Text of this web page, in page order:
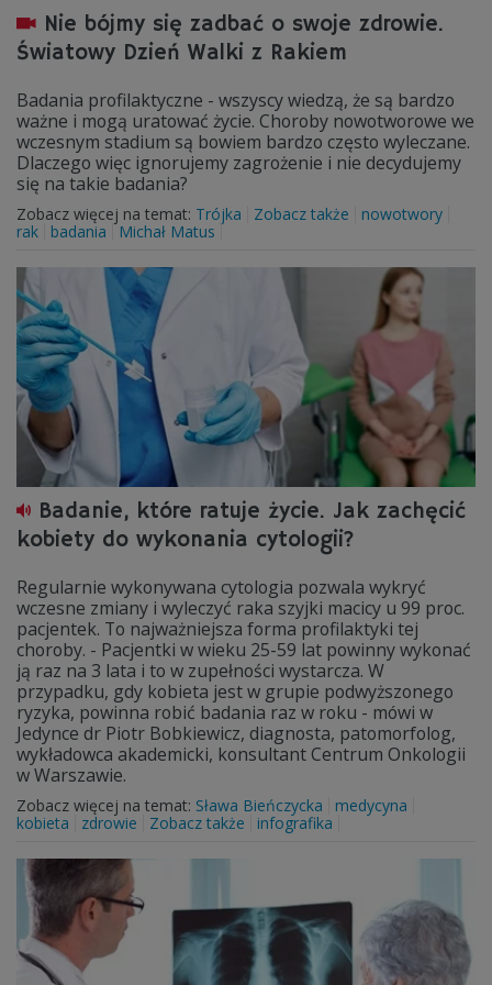
Nie bójmy się zadbać o swoje zdrowie.
Światowy Dzień Walki z Rakiem
Badania profilaktyczne - wszyscy wiedzą, że są bardzo
ważne i mogą uratować życie. Choroby nowotworowe we
wczesnym stadium są bowiem bardzo często wyleczane.
Dlaczego więc ignorujemy zagrożenie i nie decydujemy
się na takie badania?
Zobacz więcej na temat: Trójka Zobacz także
nowotwory
rak
badania Michał Matus
Badanie, które ratuje życie. Jak zachęcić
kobiety do wykonania cytologii?
Regularnie wykonywana cytologia pozwala wykryć
wczesne zmiany i wyleczyć raka szyjki macicy u 99 proc.
pacjentek. To najważniejsza forma profilaktyki tej
choroby. - Pacjentki w wieku 25-59 lat powinny wykonać
ją raz na 3 lata i to w zupełności wystarcza. W
przypadku, gdy kobieta jest w grupie podwyższonego
ryzyka, powinna robić badania raz w roku - mówi w
Jedynce dr Piotr Bobkiewicz, diagnosta, patomorfolog,
wykładowca akademicki, konsultant Centrum Onkologii
w Warszawie.
Zobacz więcej na temat: Sława Bieńczycka
medycyna
kobieta
zdrowie Zobacz także infografika